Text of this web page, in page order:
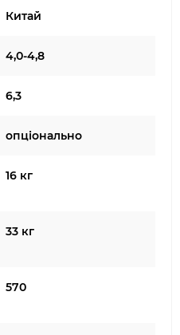
Китай
4,0-4,8
6,3
опціонально
16 кг
33 кг
570